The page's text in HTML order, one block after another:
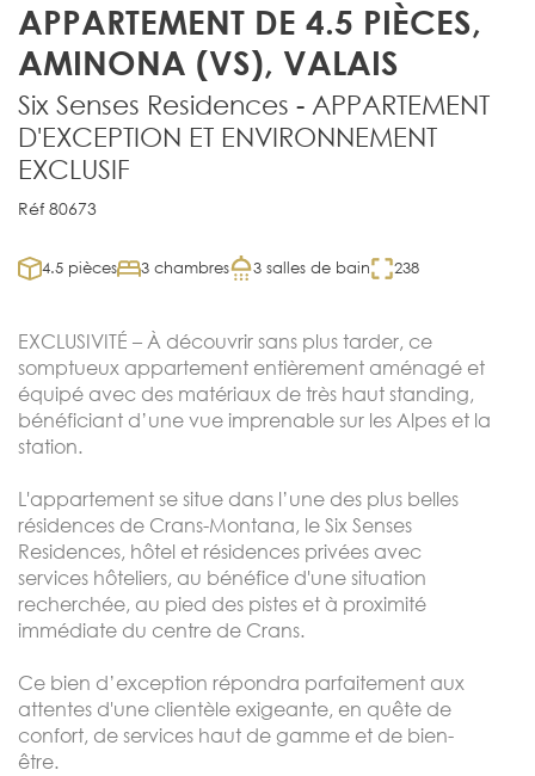
APPARTEMENT DE 4.5 PIÈCES,
AMINONA (VS), VALAIS
Six Senses Residences - APPARTEMENT
D'EXCEPTION ET ENVIRONNEMENT
EXCLUSIF
Réf 80673
4.5 pièces 3 chambres 3 salles de bain 238
EXCLUSIVITÉ – À découvrir sans plus tarder, ce
somptueux appartement entièrement aménagé et
équipé avec des matériaux de très haut standing,
bénéficiant d’une vue imprenable sur les Alpes et la
station.
L'appartement se situe dans l’une des plus belles
résidences de Crans-Montana, le Six Senses
Residences, hôtel et résidences privées avec
services hôteliers, au bénéfice d'une situation
recherchée, au pied des pistes et à proximité
immédiate du centre de Crans.
Ce bien d’exception répondra parfaitement aux
attentes d'une clientèle exigeante, en quête de
confort, de services haut de gamme et de bien-
être.